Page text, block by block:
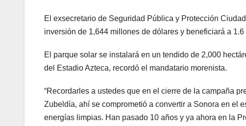
El exsecretario de Seguridad Pública y Protección
inversión de 1,644 millones de dólares y beneficiará a
El parque solar se instalará en un tendido de 2,000
del Estadio Azteca, recordó el mandatario morenista.
“Recordarles a ustedes que en el cierre de la campaña
Zubeldía, ahí se comprometió a convertir a Sonora en el
energías limpias. Han pasado 10 años y ya ahora en la